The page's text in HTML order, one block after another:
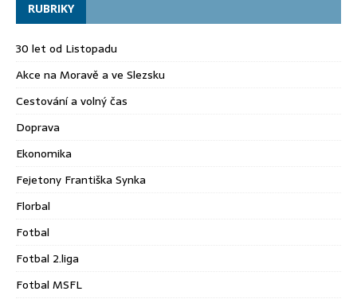
RUBRIKY
30 let od Listopadu
Akce na Moravě a ve Slezsku
Cestování a volný čas
Doprava
Ekonomika
Fejetony Františka Synka
Florbal
Fotbal
Fotbal 2.liga
Fotbal MSFL